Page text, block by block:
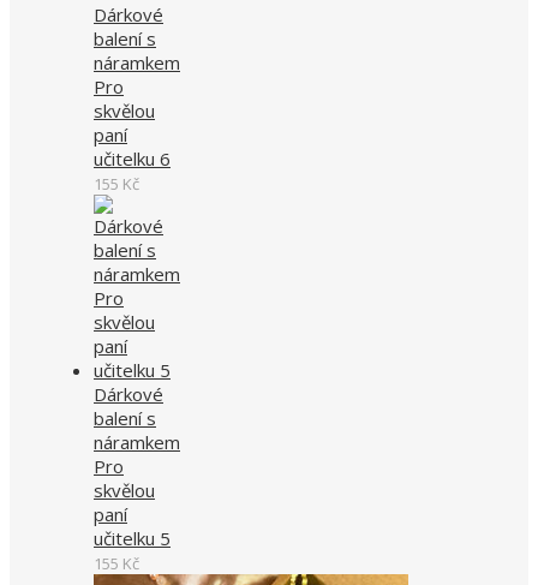
Dárkové
balení s
náramkem
Pro
skvělou
paní
učitelku 6
155 Kč
Dárkové
balení s
náramkem
Pro
skvělou
paní
učitelku 5
155 Kč